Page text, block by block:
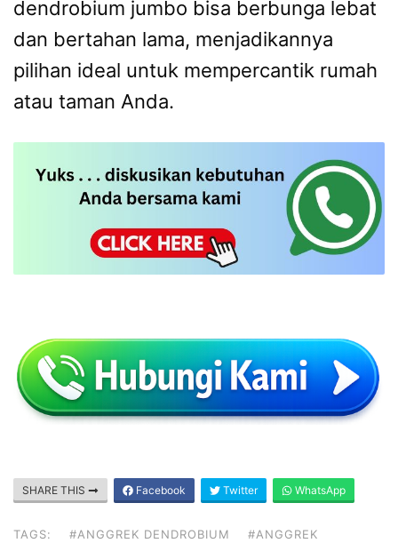
dendrobium jumbo bisa berbunga lebat
dan bertahan lama, menjadikannya
pilihan ideal untuk mempercantik rumah
atau taman Anda.
SHARE THIS Facebook Twitter WhatsApp
TAGS: #ANGGREK DENDROBIUM
#ANGGREK